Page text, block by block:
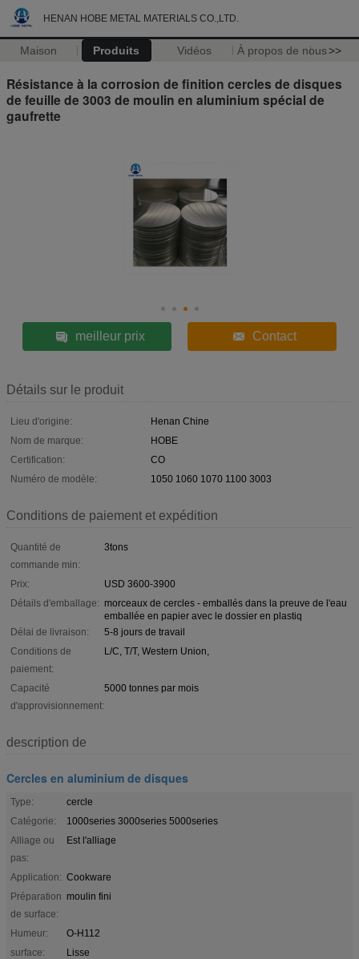
HENAN HOBE METAL MATERIALS CO.,LTD.
Maison Produits Vidéos À propos de nous>>
Résistance à la corrosion de finition cercles de disques
de feuille de 3003 de moulin en aluminium spécial de
gaufrette
meilleur prix Contact
Détails sur le produit
Lieu d'origine:
Henan Chine
Nom de marque:
HOBE
Certification:
CO
Numéro de modèle:
1050 1060 1070 1100 3003
Conditions de paiement et expédition
Quantité de
commande min:
3tons
Prix:
USD 3600-3900
Détails d'emballage: morceaux de cercles - emballés dans la preuve de l'eau
emballée en papier avec le dossier en plastiq
Délai de livraison:
5-8 jours de travail
Conditions de
paiement:
L/C, T/T, Western Union,
Capacité
d'approvisionnement:
5000 tonnes par mois
description de
Cercles en aluminium de disques
Type:
cercle
Catégorie:
1000series 3000series 5000series
Alliage ou
pas:
Est l'alliage
Application: Cookware
Préparation
de surface:
moulin fini
Humeur:
O-H112
surface:
Lisse